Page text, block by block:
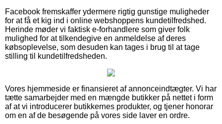
Facebook fremskaffer ydermere rigtig gunstige muligheder
for at få et kig ind i online webshoppens kundetilfredshed.
Herinde møder vi faktisk e-forhandlere som giver folk
mulighed for at tilkendegive en anmeldelse af deres
købsoplevelse, som desuden kan tages i brug til at tage
stilling til kundetilfredsheden.
Vores hjemmeside er finansieret af annonceindtægter. Vi har
tætte samarbejder med en mængde butikker på nettet i form
af at vi introducerer butikkernes produkter, og tjener honorar
om en af de besøgende på vores side laver en ordre.